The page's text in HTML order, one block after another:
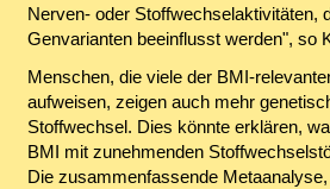
Nerven- oder Stoffwechselaktivitäten,
Genvarianten beeinflusst werden", so
Menschen, die viele der BMI-
aufweisen, zeigen auch mehr
Stoffwechsel. Dies könnte erklären,
BMI mit zunehmenden
Die zusammenfassende